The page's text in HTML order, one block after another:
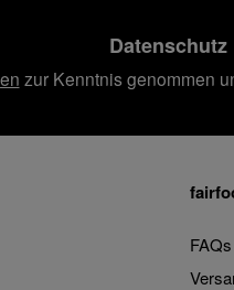
Datenschutz
zur Kenntnis genommen
FAQs